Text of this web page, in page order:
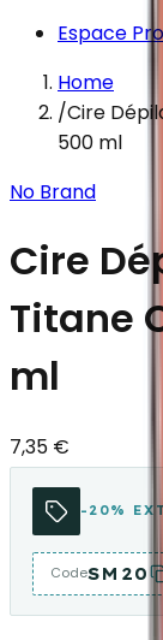
Espace
Home
/Cire
500 ml
No Brand
Cire
Titane
ml
7,35 €
-20%
CodeSM20